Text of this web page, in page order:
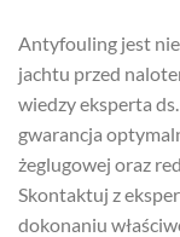
Antyfouling jest
jachtu przed
wiedzy eksperta
gwarancja
żeglugowej oraz
Skontaktuj z
dokonaniu